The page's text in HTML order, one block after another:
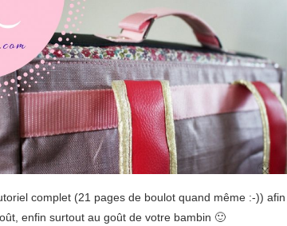
complet (21 pages de boulot quand même :-)) afin
enfin surtout au goût de votre bambin 🙂